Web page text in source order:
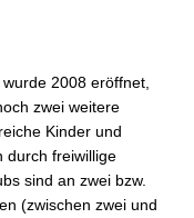
2008 eröffnet,
zwei weitere
Kinder und
durch freiwillige
sind an zwei bzw.
(zwischen zwei und